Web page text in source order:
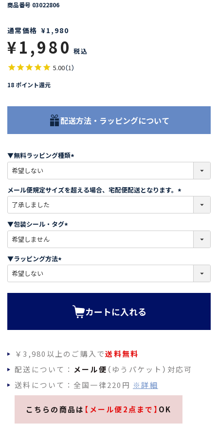
商品番号 03022806
通常価格 ¥1,980
¥1,980 税込
5.00（1）
18 ポイント還元
配送方法・ラッピングについて
▼無料ラッピング種類
必
須
)
メール便規定サイズを超える場合、宅配便配送となります。
必
)
▼包装シール・タグ
必
)
▼ラッピング方法
必
カートに入れる
￥3,980以上のご購入で送料無料
配送について： メール便 （ゆうパケット）対応可
送料について：全国一律220円 ※詳細
こちらの商品は 【メール便2点まで】 OK